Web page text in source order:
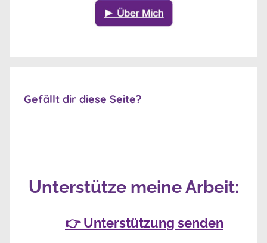
Gefällt dir diese Seite?
Unterstütze meine Arbeit:
👉 Unterstützung senden